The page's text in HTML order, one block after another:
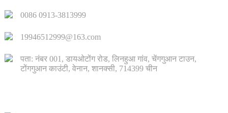
0086 0913-3813999
19946512999@163.com
पता: नंबर 001, डायओटोंग रोड, लिनहुआ गांव, चेंगगुआन टाउन,
टोंगगुआन काउंटी, वेनान, शानक्सी, 714399 चीन